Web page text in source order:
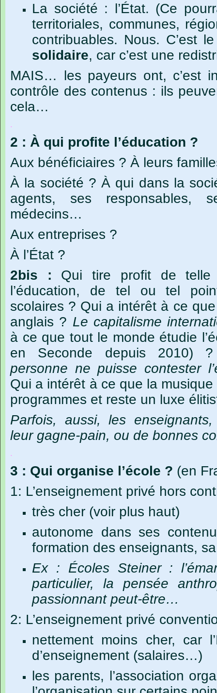
La société : l’État. (Ce
territoriales, communes,
contribuables. Nous. C’est le
solidaire, car c’est une
MAIS… les payeurs ont, c’est
contrôle des contenus : ils
cela…
.
2 : À qui profite l’éducation ?
Aux bénéficiaires ? À leurs
À la société ? À qui dans la
agents, ses responsables,
médecins…
Aux entreprises ?
À l’État ?
2bis :
Qui tire profit de
telle
l’éducation,
de tel ou tel
scolaires ? Qui a intérêt à ce que
anglais ? Le capitalisme
à ce que tout le monde étudie
en
Seconde depuis 2010)
?
personne ne puisse contester
Qui a intérêt à ce que la musique
programmes et reste un luxe
Parfois, aussi, les
leur gagne-pain, ou de bonnes
.
3 : Qui organise l’école ? (en
1: L’enseignement privé hors
très cher (voir plus haut)
autonome dans ses
formation des enseignants,
Ex : Écoles Steiner :
particulier, la pensée
passionnant peut-être…
2: L’enseignement privé
nettement moins cher, car
d’enseignement (salaires…)
les parents, l’association